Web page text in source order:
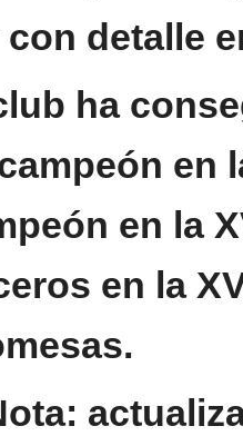
detalle
ha
en
en la
en la